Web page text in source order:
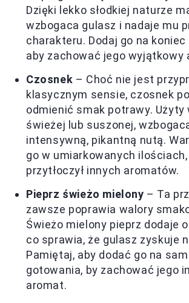
Dzięki lekko słodkiej naturze
wzbogaca gulasz i nadaje mu
charakteru. Dodaj go na
aby zachować jego wyjątkowy
Czosnek – Choć nie jest
klasycznym sensie, czosnek
odmienić smak potrawy. Użyty
świeżej lub suszonej,
intensywną, pikantną nutą.
go w umiarkowanych ilościach,
przytłoczył innych aromatów.
Pieprz świeżo mielony – Ta
zawsze poprawia walory
Świeżo mielony pieprz dodaje
co sprawia, że gulasz zyskuje
Pamiętaj, aby dodać go na
gotowania, by zachować jego
aromat.